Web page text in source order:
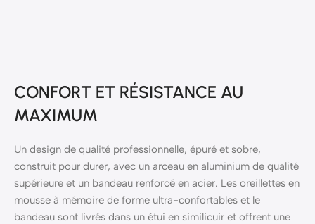
CONFORT ET RÉSISTANCE AU
MAXIMUM
Un design de qualité professionnelle, épuré et sobre,
construit pour durer, avec un arceau en aluminium de qualité
supérieure et un bandeau renforcé en acier. Les oreillettes en
mousse à mémoire de forme ultra-confortables et le
bandeau sont livrés dans un étui en similicuir et offrent une